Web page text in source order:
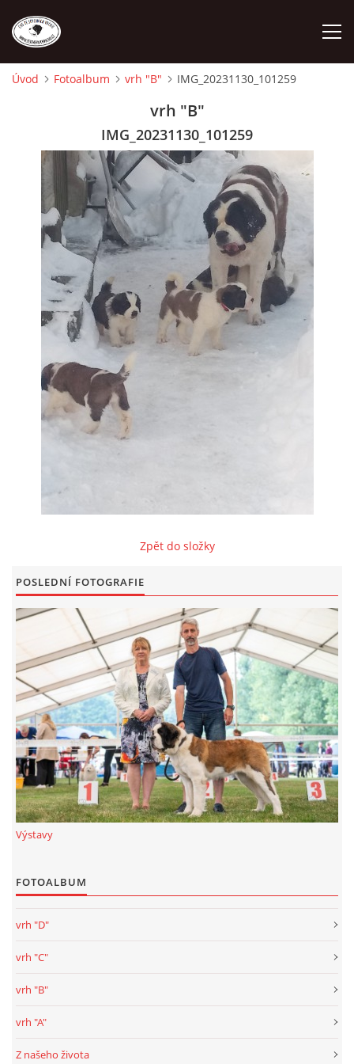
STANDARD
ŠTĚŇATA
VÝSTAVNÍ ÚSPĚCHY NAŠÍ CHS
FOTOALBUM
Úvod Fotoalbum vrh "B" IMG_20231130_101259
vrh "B"
IMG_20231130_101259
Zpět do složky
POSLEDNÍ FOTOGRAFIE
Výstavy
FOTOALBUM
vrh "D"
vrh "C"
vrh "B"
vrh "A"
Z našeho života